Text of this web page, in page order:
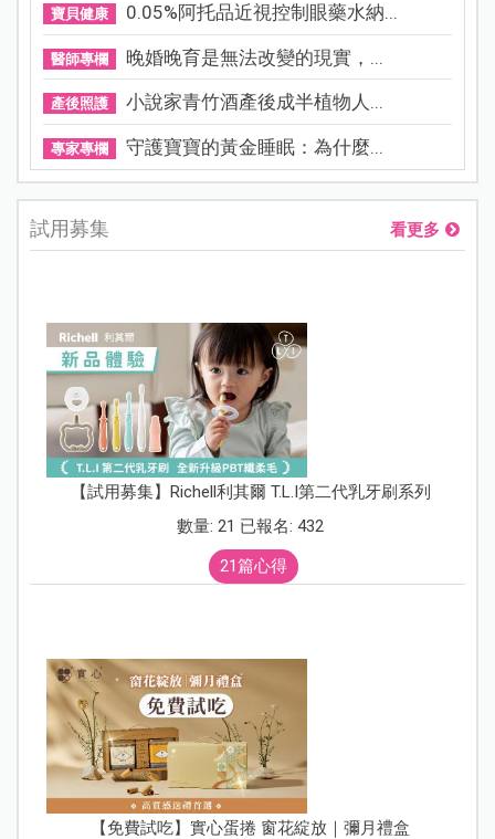
寶貝健康 0.05%阿托品近視控制眼藥水納...
醫師專欄 晚婚晚育是無法改變的現實，...
產後照護 小說家青竹酒產後成半植物人...
專家專欄 守護寶寶的黃金睡眠：為什麼...
試用募集 看更多
【試用募集】Richell利其爾 T.L.I第二代乳牙刷系列
數量: 21 已報名: 432
21篇心得
【免費試吃】實心蛋捲 窗花綻放｜彌月禮盒